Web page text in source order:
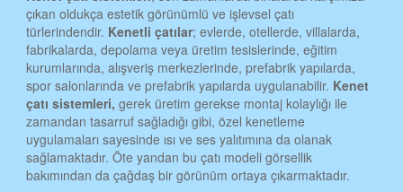
çıkan oldukça estetik görünümlü ve işlevsel çatı
türlerindendir. Kenetli çatılar; evlerde, otellerde, villalarda,
fabrikalarda, depolama veya üretim tesislerinde, eğitim
kurumlarında, alışveriş merkezlerinde, prefabrik yapılarda,
spor salonlarında ve prefabrik yapılarda uygulanabilir. Kenet
çatı sistemleri,gerek üretim gerekse montaj kolaylığı ile
zamandan tasarruf sağladığı gibi, özel kenetleme
uygulamaları sayesinde ısı ve ses yalıtımına da olanak
sağlamaktadır. Öte yandan bu çatı modeli görsellik
bakımından da çağdaş bir görünüm ortaya çıkarmaktadır.